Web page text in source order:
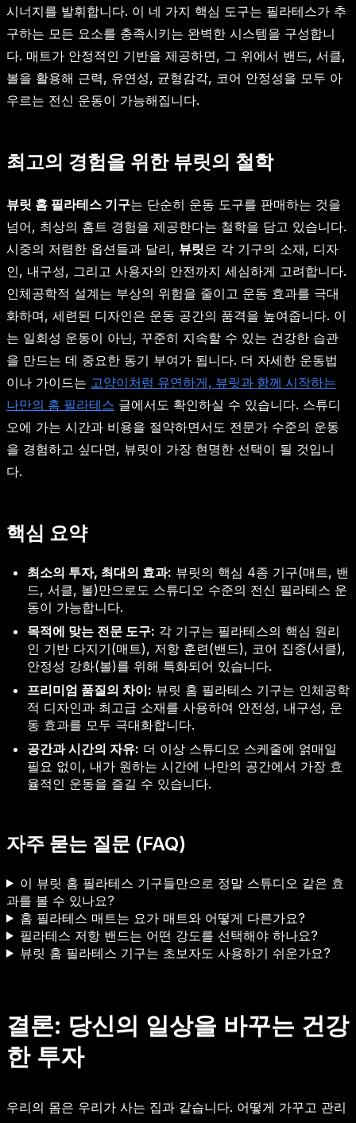
시너지를 발휘합니다. 이 네 가지 핵심 도구는 필라테스가 추
구하는 모든 요소를 충족시키는 완벽한 시스템을 구성합니
다. 매트가 안정적인 기반을 제공하면, 그 위에서 밴드, 서클,
볼을 활용해 근력, 유연성, 균형감각, 코어 안정성을 모두 아
우르는 전신 운동이 가능해집니다.
최고의 경험을 위한 뷰릿의 철학
뷰릿 홈 필라테스 기구는 단순히 운동 도구를 판매하는 것을
넘어, 최상의 홈트 경험을 제공한다는 철학을 담고 있습니다.
시중의 저렴한 옵션들과 달리, 뷰릿은 각 기구의 소재, 디자
인, 내구성, 그리고 사용자의 안전까지 세심하게 고려합니다.
인체공학적 설계는 부상의 위험을 줄이고 운동 효과를 극대
화하며, 세련된 디자인은 운동 공간의 품격을 높여줍니다. 이
는 일회성 운동이 아닌, 꾸준히 지속할 수 있는 건강한 습관
을 만드는 데 중요한 동기 부여가 됩니다. 더 자세한 운동법
이나 가이드는 고양이처럼 유연하게, 뷰릿과 함께 시작하는
나만의 홈 필라테스 글에서도 확인하실 수 있습니다. 스튜디
오에 가는 시간과 비용을 절약하면서도 전문가 수준의 운동
을 경험하고 싶다면, 뷰릿이 가장 현명한 선택이 될 것입니
다.
핵심 요약
최소의 투자, 최대의 효과: 뷰릿의 핵심 4종 기구(매트, 밴
드, 서클, 볼)만으로도 스튜디오 수준의 전신 필라테스 운
동이 가능합니다.
목적에 맞는 전문 도구: 각 기구는 필라테스의 핵심 원리
인 기반 다지기(매트), 저항 훈련(밴드), 코어 집중(서클),
안정성 강화(볼)를 위해 특화되어 있습니다.
프리미엄 품질의 차이: 뷰릿 홈 필라테스 기구는 인체공학
적 디자인과 최고급 소재를 사용하여 안전성, 내구성, 운
동 효과를 모두 극대화합니다.
공간과 시간의 자유: 더 이상 스튜디오 스케줄에 얽매일
필요 없이, 내가 원하는 시간에 나만의 공간에서 가장 효
율적인 운동을 즐길 수 있습니다.
자주 묻는 질문 (FAQ)
이 뷰릿 홈 필라테스 기구들만으로 정말 스튜디오 같은 효
과를 볼 수 있나요?
홈 필라테스 매트는 요가 매트와 어떻게 다른가요?
필라테스 저항 밴드는 어떤 강도를 선택해야 하나요?
뷰릿 홈 필라테스 기구는 초보자도 사용하기 쉬운가요?
결론: 당신의 일상을 바꾸는 건강
한 투자
우리의 몸은 우리가 사는 집과 같습니다. 어떻게 가꾸고 관리